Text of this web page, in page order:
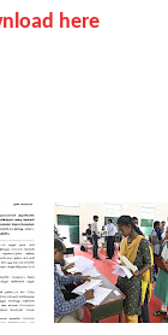
here